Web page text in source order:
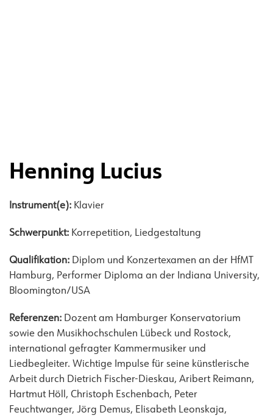
Henning Lucius
Instrument(e): Klavier
Schwerpunkt: Korrepetition, Liedgestaltung
Qualifikation: Diplom und Konzertexamen an der HfMT
Hamburg, Performer Diploma an der Indiana University,
Bloomington/USA
Referenzen: Dozent am Hamburger Konservatorium
sowie den Musikhochschulen Lübeck und Rostock,
international gefragter Kammermusiker und
Liedbegleiter. Wichtige Impulse für seine künstlerische
Arbeit durch Dietrich Fischer-Dieskau, Aribert Reimann,
Hartmut Höll, Christoph Eschenbach, Peter
Feuchtwanger, Jörg Demus, Elisabeth Leonskaja,